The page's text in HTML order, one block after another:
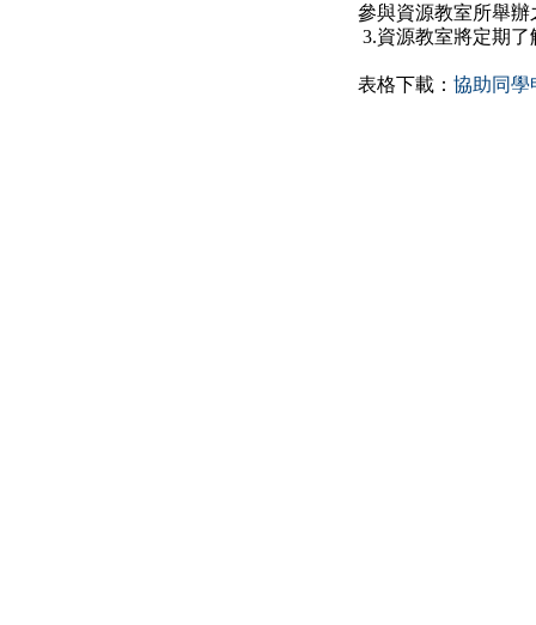
參與資源教室所舉辦
3.資源教室將定期
表格下載： 協助同學